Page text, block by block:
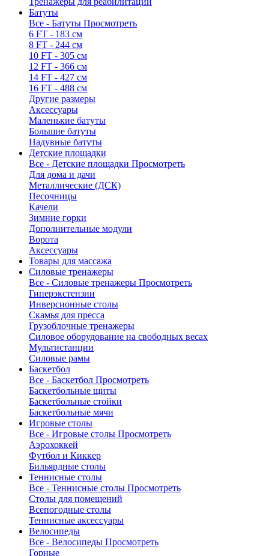
Батуты
Все - Батуты Просмотреть
6 FT - 183 см
8 FT - 244 см
10 FT - 305 см
12 FT - 366 см
14 FT - 427 см
16 FT - 488 см
Другие размеры
Аксессуары
Маленькие батуты
Большие батуты
Надувные батуты
Детские площадки
Все - Детские площадки Просмотреть
Для дома и дачи
Металлические (ДСК)
Песочницы
Качели
Зимние горки
Дополнительные модули
Ворота
Аксессуары
Товары для массажа
Силовые тренажеры
Все - Силовые тренажеры Просмотреть
Гиперэкстензии
Инверсионные столы
Скамья для пресса
Грузоблочные тренажеры
Силовое оборудование на свободных весах
Мультистанции
Силовые рамы
Баскетбол
Все - Баскетбол Просмотреть
Баскетбольные щиты
Баскетбольные стойки
Баскетбольные мячи
Игровые столы
Все - Игровые столы Просмотреть
Аэрохоккей
Футбол и Киккер
Бильярдные столы
Теннисные столы
Все - Теннисные столы Просмотреть
Столы для помещений
Всепогодные столы
Теннисные аксессуары
Велосипеды
Все - Велосипеды Просмотреть
Горные